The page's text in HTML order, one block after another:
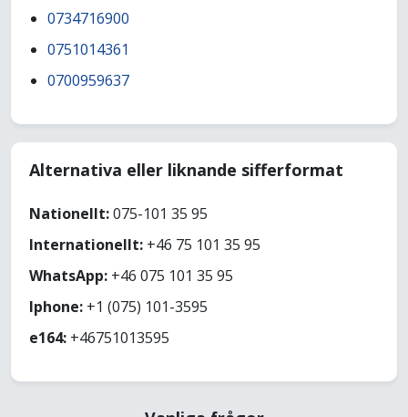
0734716900
0751014361
0700959637
Alternativa eller liknande sifferformat
Nationellt:075-101 35 95
Internationellt: +46 75 101 35 95
WhatsApp: +46 075 101 35 95
Iphone: +1 (075) 101-3595
e164: +46751013595